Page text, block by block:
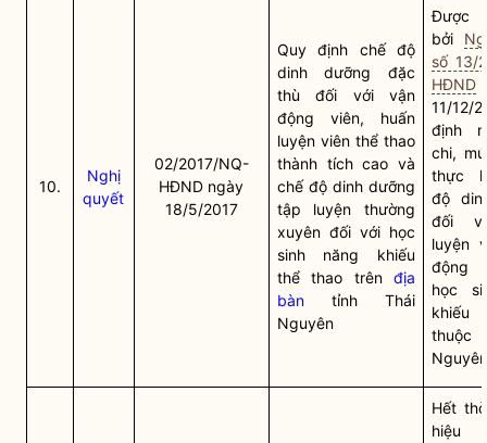
10.
Nghị
quyết
02/2017/NQ-
HĐND ngày
18/5/2017
Quy định chế độ
dinh dưỡng đặc
thù đối với vận
động viên, huấn
luyện viên thể thao
thành tích cao và
chế độ dinh dưỡng
tập luyện thường
xuyên đối với học
sinh năng khiếu
thể thao trên địa
bàn tỉnh Thái
Nguyên
Được
bởi
số 13/
HĐND
11/12/
định
chi,
thực
độ
đối
luyện
động
học
khiếu
thuộc
Hết
hiệu